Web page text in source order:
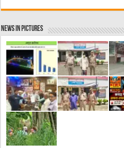
News in Pictures